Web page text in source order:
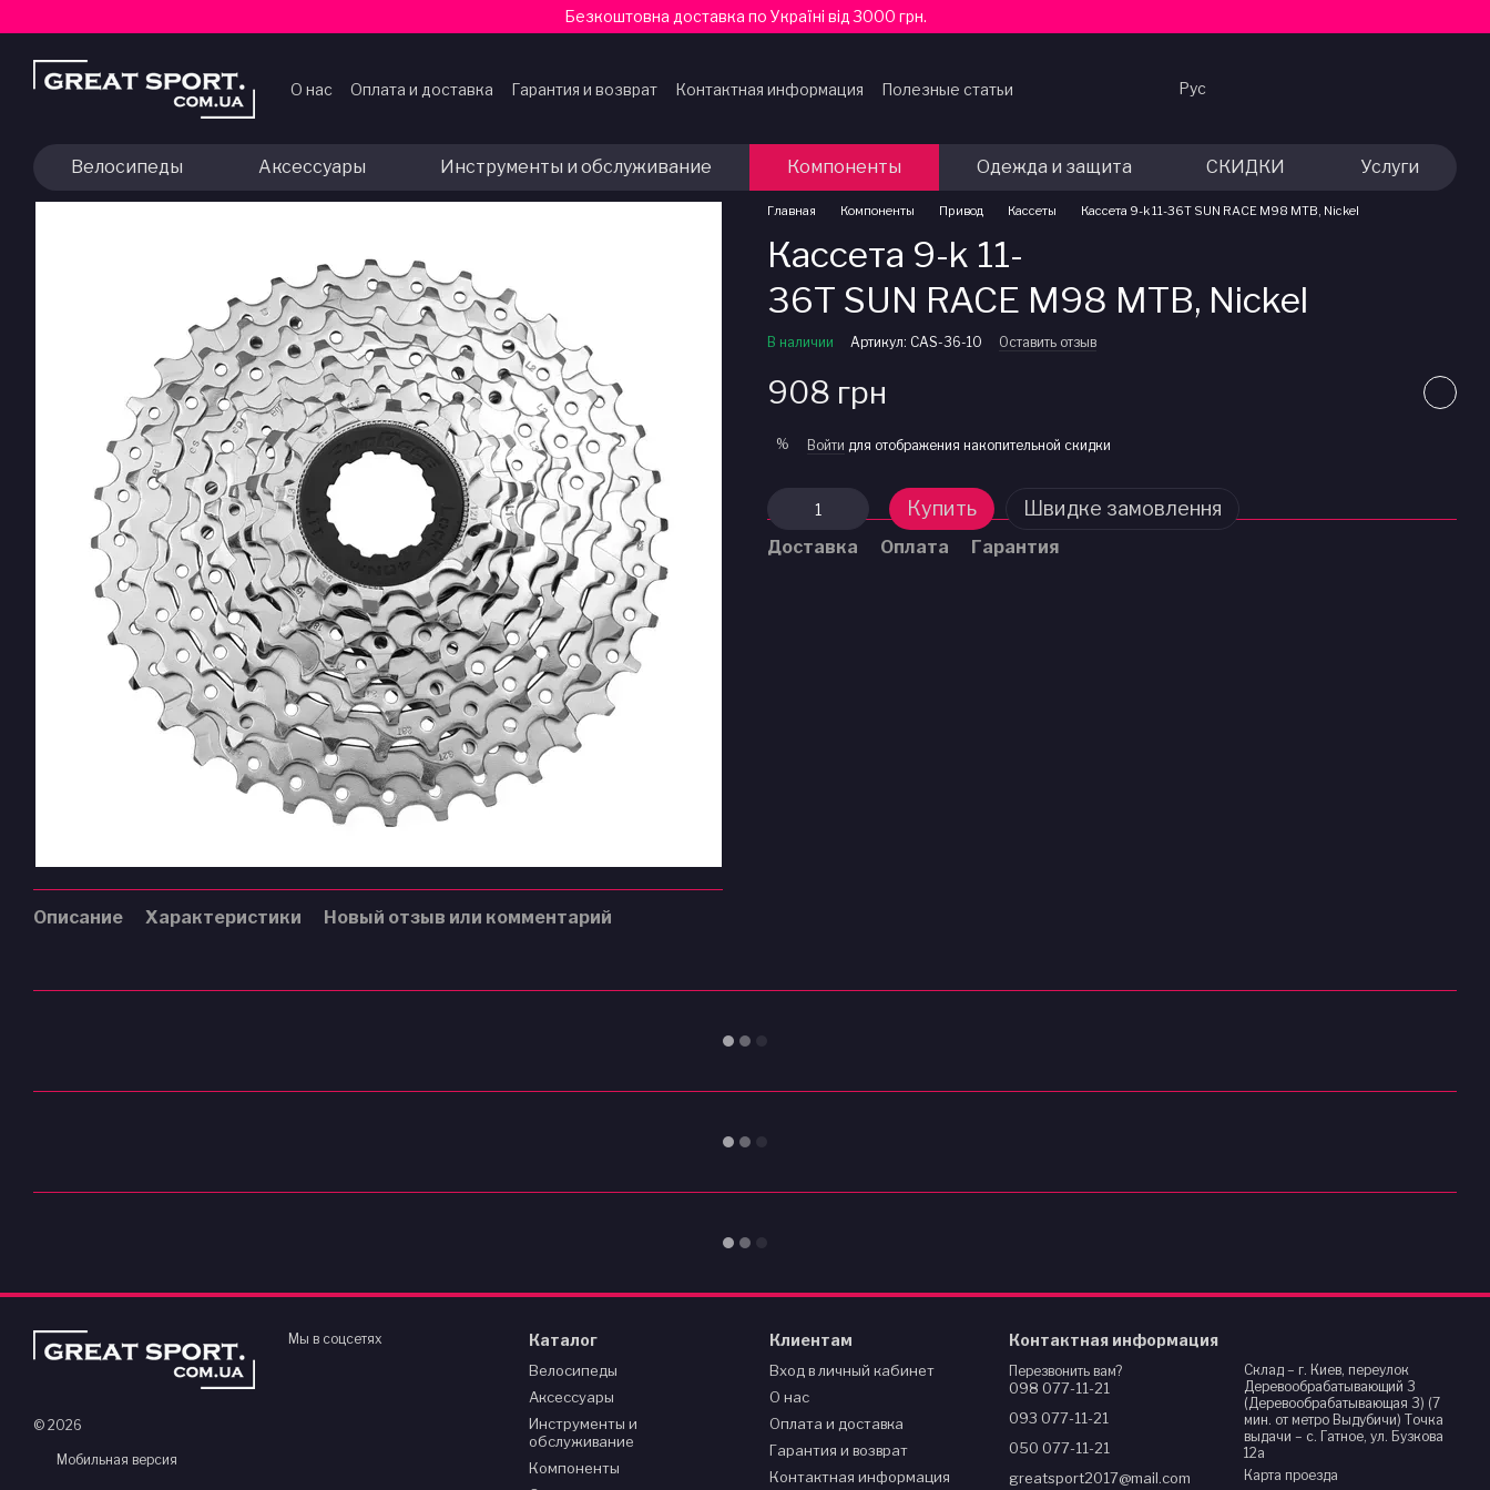
Безкоштовна доставка по Україні від 3000 грн.
О нас Оплата и доставка Гарантия и возврат Контактная информация
Полезные статьи
Рус
Велосипеды Аксессуары Инструменты и обслуживание Компоненты Одежда и защита СКИДКИ Услуги
Описание Характеристики Новый отзыв или комментарий
Главная Компоненты Привод Кассеты Кассета 9-k 11-36T SUN RACE M98 MTB, Nickel
Кассета 9-k 11-
36T SUN RACE M98 MTB, Nickel
В наличии Артикул: CAS-36-10 Оставить отзыв
908 грн
% Войти для отображения накопительной скидки
Купить Швидке замовлення
Доставка Оплата Гарантия
© 2026
Мобильная версия
Мы в соцсетях Каталог
Велосипеды
Аксессуары
Инструменты и
обслуживание
Компоненты
Клиентам
Вход в личный кабинет
О нас
Оплата и доставка
Гарантия и возврат
Контактная информация
Контактная информация
Перезвонить вам?
098 077-11-21
093 077-11-21
050 077-11-21
greatsport2017@mail.com
Склад – г. Киев, переулок
Деревообрабатывающий 3
(Деревообрабатывающая 3) (7
мин. от метро Выдубичи) Точка
выдачи – с. Гатное, ул. Бузкова
12а
Карта проезда